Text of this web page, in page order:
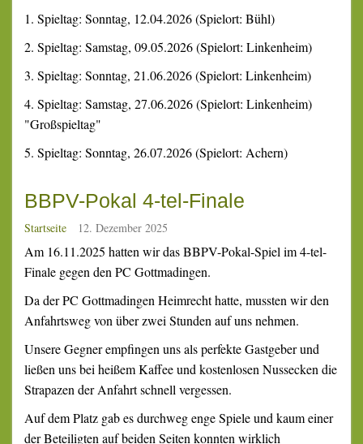
1. Spieltag: Sonntag, 12.04.2026 (Spielort: Bühl)
2. Spieltag: Samstag, 09.05.2026 (Spielort: Linkenheim)
3. Spieltag: Sonntag, 21.06.2026 (Spielort: Linkenheim)
4. Spieltag: Samstag, 27.06.2026 (Spielort: Linkenheim)
"Großspieltag"
5. Spieltag: Sonntag, 26.07.2026 (Spielort: Achern)
BBPV-Pokal 4-tel-Finale
Startseite 12. Dezember 2025
Am 16.11.2025 hatten wir das BBPV-Pokal-Spiel im 4-tel-
Finale gegen den PC Gottmadingen.
Da der PC Gottmadingen Heimrecht hatte, mussten wir den
Anfahrtsweg von über zwei Stunden auf uns nehmen.
Unsere Gegner empfingen uns als perfekte Gastgeber und
ließen uns bei heißem Kaffee und kostenlosen Nussecken die
Strapazen der Anfahrt schnell vergessen.
Auf dem Platz gab es durchweg enge Spiele und kaum einer
der Beteiligten auf beiden Seiten konnten wirklich